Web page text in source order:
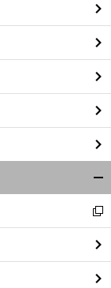
る
閉
る
新
し
い
ウ
ィ